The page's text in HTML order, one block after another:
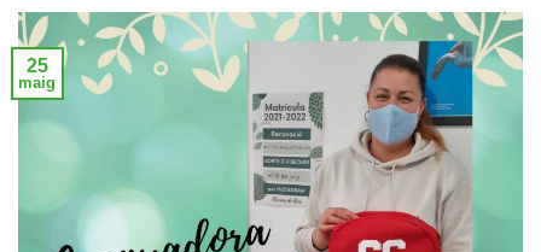
25
maig